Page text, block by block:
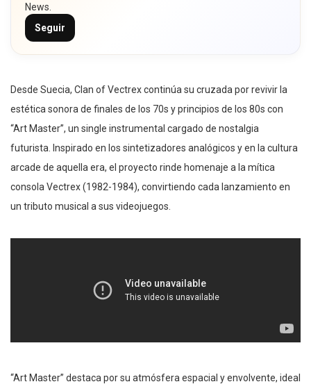
News.
Seguir
Desde Suecia, Clan of Vectrex continúa su cruzada por revivir la
estética sonora de finales de los 70s y principios de los 80s con
“Art Master”, un single instrumental cargado de nostalgia
futurista. Inspirado en los sintetizadores analógicos y en la cultura
arcade de aquella era, el proyecto rinde homenaje a la mítica
consola Vectrex (1982-1984), convirtiendo cada lanzamiento en
un tributo musical a sus videojuegos.
“Art Master” destaca por su atmósfera espacial y envolvente, ideal